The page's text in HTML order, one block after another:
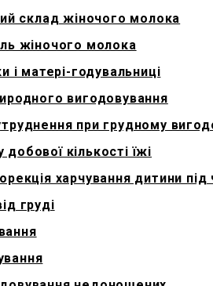
склад жіночого молока
жіночого молока
і матері-годувальниці
вигодовування
при грудному
кількості їжі
харчування дитини
груді